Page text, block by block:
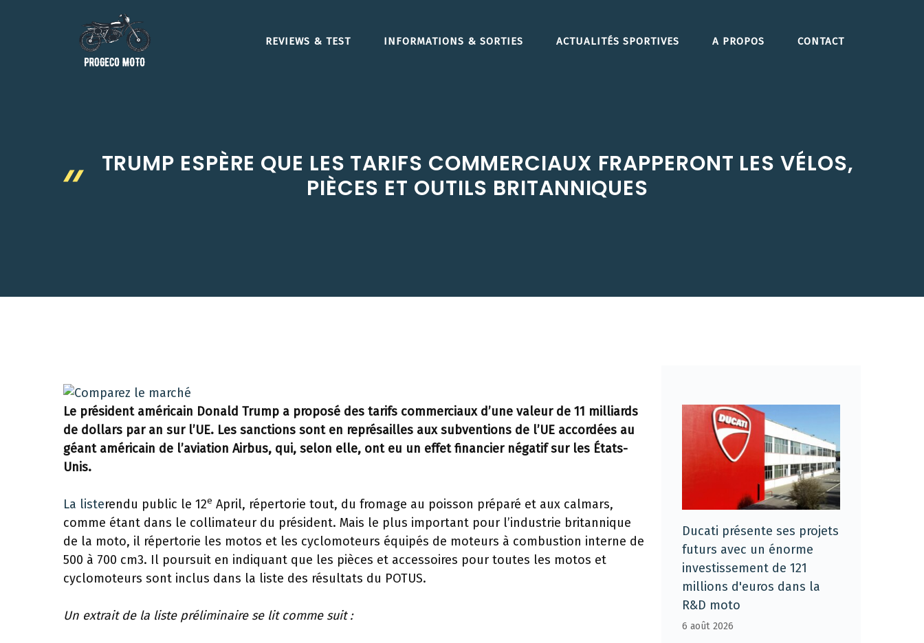
REVIEWS & TEST INFORMATIONS & SORTIES ACTUALITÉS SPORTIVES A PROPOS CONTACT
TRUMP ESPÈRE QUE LES TARIFS COMMERCIAUX FRAPPERONT LES VÉLOS,
PIÈCES ET OUTILS BRITANNIQUES
Le président américain Donald Trump a proposé des tarifs commerciaux d’une valeur de 11 milliards
de dollars par an sur l’UE. Les sanctions sont en représailles aux subventions de l’UE accordées au
géant américain de l’aviation Airbus, qui, selon elle, ont eu un effet financier négatif sur les États-
Unis.
La listerendu public le 12e April, répertorie tout, du fromage au poisson préparé et aux calmars,
comme étant dans le collimateur du président. Mais le plus important pour l’industrie britannique
de la moto, il répertorie les motos et les cyclomoteurs équipés de moteurs à combustion interne de
500 à 700 cm3. Il poursuit en indiquant que les pièces et accessoires pour toutes les motos et
cyclomoteurs sont inclus dans la liste des résultats du POTUS.
Un extrait de la liste préliminaire se lit comme suit :
Ducati présente ses projets
futurs avec un énorme
investissement de 121
millions d'euros dans la
R&D moto
6 août 2026